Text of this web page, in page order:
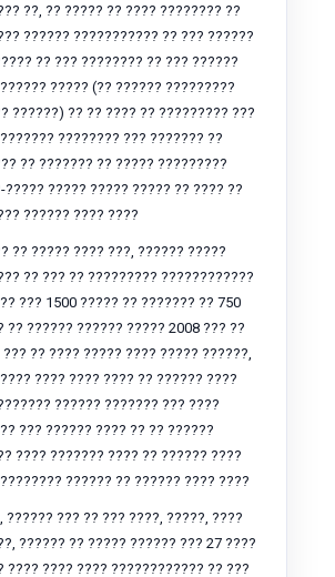
??, ?? ????? ?? ???? ???????? ??
?????? ??????????? ?? ??? ??????
?? ??? ???????? ?? ??? ??????
????? (?? ?????? ?????????
??????) ?? ?? ???? ?? ????????? ???
???????? ??? ??????? ??
?? ??????? ?? ????? ?????????
????? ????? ????? ????? ?? ???? ??
?????? ???? ????
?? ????? ???? ???, ?????? ?????
?? ??? ?? ????????? ????????????
??? 1500 ????? ?? ??????? ?? 750
?? ?????? ?????? ????? 2008 ??? ??
?? ???? ????? ???? ????? ??????,
???? ???? ???? ?? ?????? ????
?????? ??????? ??? ????
??? ?????? ???? ?? ?? ??????
???? ??????? ???? ?? ?????? ????
?????? ?? ?????? ???? ????
?????? ??? ?? ??? ????, ?????, ????
?????? ?? ????? ?????? ??? 27 ????
???? ???? ???? ???????????? ?? ???